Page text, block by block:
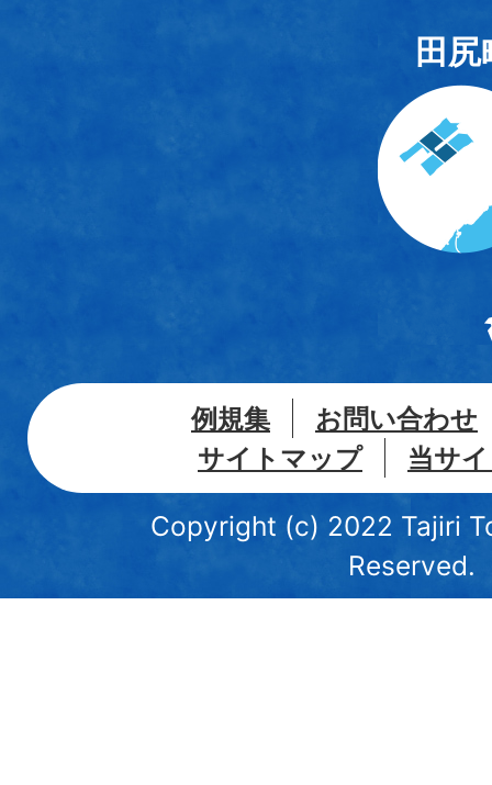
田尻
例規集
お問い合わせ
サイトマップ
当サ
Copyright (c) 2022 Tajiri
Reserved.